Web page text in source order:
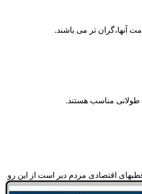
آنها،گران تر می باشند.
طولانی مناسب هستند.
اقتصادی مردم دیر است از این رو